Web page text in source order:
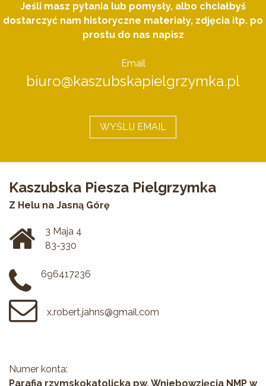
Jeśli masz pytania lub pomysły, albo chciałbyś
dostarczyć nam historyczne materiały, zdjęcia itp. po
prostu do nas napisz
Email
biuro@kaszubskapielgrzymka.pl
WYŚLIJ EMAIL
Kaszubska Piesza Pielgrzymka
Z Helu na Jasną Górę
3 Maja 4
83-330
696417236
x.robert.jahns@gmail.com
Numer konta:
Parafia rzymskokatolicka pw. Wniebowzięcia NMP w